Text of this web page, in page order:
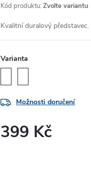
Kód produktu: Zvolte variantu
Kvalitní duralový představec.
Varianta
Možnosti doručení
399 Kč